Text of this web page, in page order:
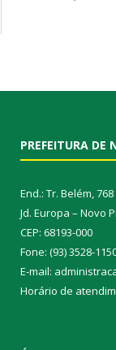
PREFEITURA DE
End.: Tr. Belém, 768
Jd. Europa – Novo
CEP: 68193-000
Fone: (93) 3528-
E-mail:
Horário de